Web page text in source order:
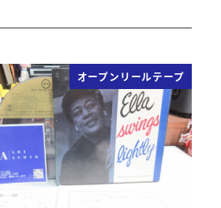
オープンリールテープ